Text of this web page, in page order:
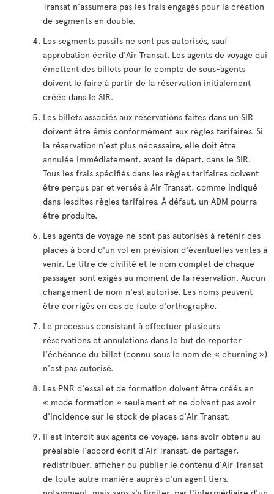
Transat n'assumera pas les frais engagés pour la création
de segments en double.
Les segments passifs ne sont pas autorisés, sauf
approbation écrite d'Air Transat. Les agents de voyage qui
émettent des billets pour le compte de sous-agents
doivent le faire à partir de la réservation initialement
créée dans le SIR.
Les billets associés aux réservations faites dans un SIR
doivent être émis conformément aux règles tarifaires. Si
la réservation n'est plus nécessaire, elle doit être
annulée immédiatement, avant le départ, dans le SIR.
Tous les frais spécifiés dans les règles tarifaires doivent
être perçus par et versés à Air Transat, comme indiqué
dans lesdites règles tarifaires. À défaut, un ADM pourra
être produite.
Les agents de voyage ne sont pas autorisés à retenir des
places à bord d'un vol en prévision d'éventuelles ventes à
venir. Le titre de civilité et le nom complet de chaque
passager sont exigés au moment de la réservation. Aucun
changement de nom n'est autorisé. Les noms peuvent
être corrigés en cas de faute d'orthographe.
Le processus consistant à effectuer plusieurs
réservations et annulations dans le but de reporter
l'échéance du billet (connu sous le nom de « churning »)
n'est pas autorisé.
Les PNR d'essai et de formation doivent être créés en
« mode formation » seulement et ne doivent pas avoir
d'incidence sur le stock de places d'Air Transat.
Il est interdit aux agents de voyage, sans avoir obtenu au
préalable l'accord écrit d'Air Transat, de partager,
redistribuer, afficher ou publier le contenu d'Air Transat
de toute autre manière auprès d'un agent tiers,